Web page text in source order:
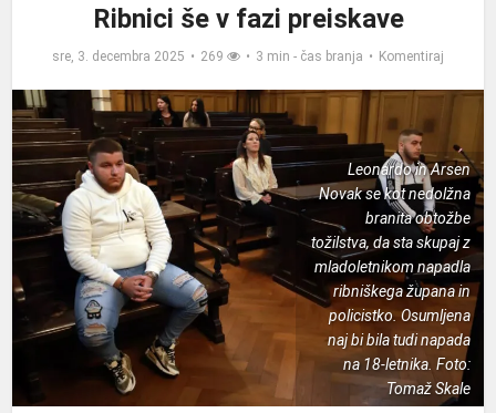
Ribnici še v fazi preiskave
sre, 3. decembra 2025 269 3 min - čas branja Komentiraj
Leonardo in Arsen
Novak se kot nedolžna
branita obtožbe
tožilstva, da sta skupaj z
mladoletnikom napadla
ribniškega župana in
policistko. Osumljena
naj bi bila tudi napada
na 18-letnika. Foto:
Tomaž Skale